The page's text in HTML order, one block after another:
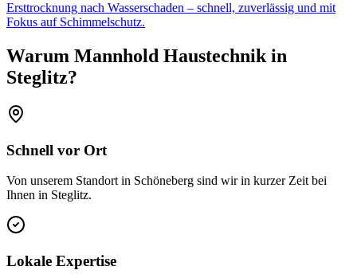
Ersttrocknung nach Wasserschaden – schnell, zuverlässig und mit
Fokus auf Schimmelschutz.
Warum Mannhold Haustechnik in
Steglitz?
Schnell vor Ort
Von unserem Standort in Schöneberg sind wir in kurzer Zeit bei
Ihnen in Steglitz.
Lokale Expertise